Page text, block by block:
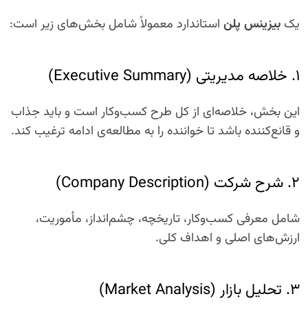
یک بیزینس پلن استاندارد معمولاً شامل بخش‌های زیر است:
۱. خلاصه مدیریتی (Executive Summary)
این بخش، خلاصه‌ای از کل طرح کسب‌وکار است و باید جذاب
و قانع‌کننده باشد تا خواننده را به مطالعه‌ی ادامه ترغیب کند.
۲. شرح شرکت (Company Description)
شامل معرفی کسب‌وکار، تاریخچه، چشم‌انداز، مأموریت،
ارزش‌های اصلی و اهداف کلی.
۳. تحلیل بازار (Market Analysis)